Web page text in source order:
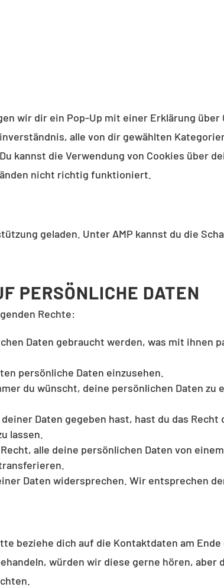
wir dir ein Pop-Up mit einer Erklärung über
alle von dir gewählten
kannst die Verwendung von Cookies über
nicht richtig funktioniert.
geladen. Unter AMP kannst du die
PERSÖNLICHE DATEN
Rechte:
Daten gebraucht werden, was mit ihnen
persönliche Daten einzusehen.
du wünscht, deine persönlichen Daten zu
Daten gegeben hast, hast du das
lassen.
alle deine persönlichen Daten von
Daten widersprechen. Wir entsprechen
beziehe dich auf die Kontaktdaten am
würden wir diese gerne hören, aber